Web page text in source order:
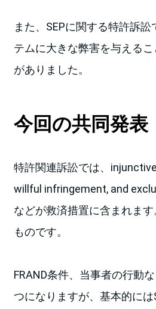
また、SEPに関する特許訴
テムに大きな弊害を与える
がありました。
今回の共同発表
特許関連訴訟では、
willful infringement, and
などが救済措置に含まれま
ものです。
FRAND条件、当事者の行動
つになりますが、基本的には